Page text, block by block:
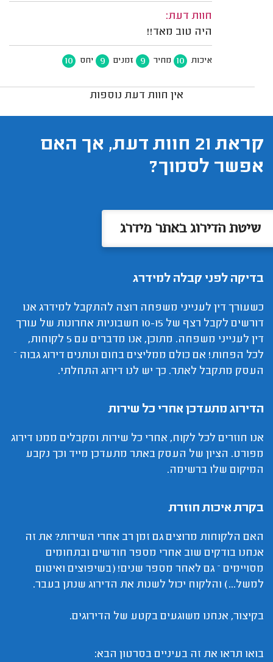
חוות דעת:
היה טוב מאד!!
איכות 10 מחיר 9 זמנים 9 יחס 10
אין חוות דעת נוספות
קראת 21 חוות דעת, אך האם
אפשר לסמוך?
שיטת הדירוג באתר מידרג
בדיקה לפני קבלה למידרג
כשעורך דין לענייני משפחה רוצה להתקבל למידרג אנו
דורשים לקבל רצף של 10-15 חשבוניות אחרונות של עורך
דין לענייני משפחה. מתוכן, אנו מדברים עם 5 לקוחות,
לכל הפחות! אם כולם ממליצים בחום ונותנים דירוג גבוה –
העסק מתקבל לאתר. כך יש לנו דירוג התחלתי.
הדירוג מתעדכן אחרי כל שירות
אנו חוזרים לכל לקוח, אחרי כל שירות ומקבלים ממנו דירוג
מפורט. הציון של העסק באתר מתעדכן מייד וכך נקבע
המיקום שלו ברשימה.
בקרת איכות חוזרת
האם הלקוחות מרוצים גם זמן רב אחרי השירות? את זה
אנחנו בודקים שוב אחרי מספר חודשים ובתחומים
מסויימים – גם לאחר מספר שנים! (בשיפוצים ואיטום
למשל...) והלקוח יכול לשנות את הדירוג שנתן בעבר.
בקיצור, אנחנו משוגעים בקטע של הדירוגים.
בואו תראו את זה בעיניים בסרטון הבא: